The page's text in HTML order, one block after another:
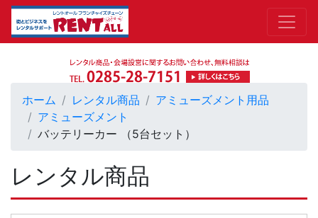
ホーム レンタル商品
アミューズメント用品
アミューズメント
バッテリーカー （5台セット）
レンタル商品